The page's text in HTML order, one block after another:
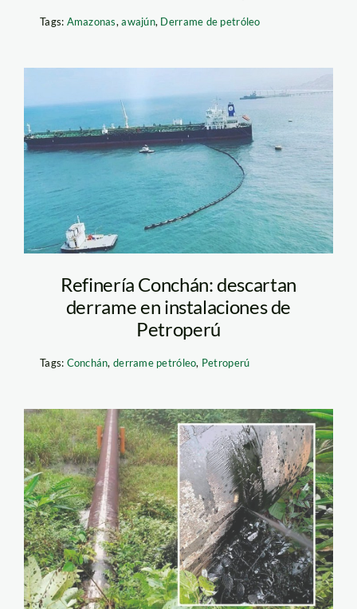
Tags: Amazonas,awajún, Derrame de petróleo
FOTO DERRAME
CONCHAN 2
Refinería Conchán: descartan
derrame en instalaciones de
Petroperú
Tags: Conchán,derrame petróleo, Petroperú
derrame-en-
amazonas—petroperu